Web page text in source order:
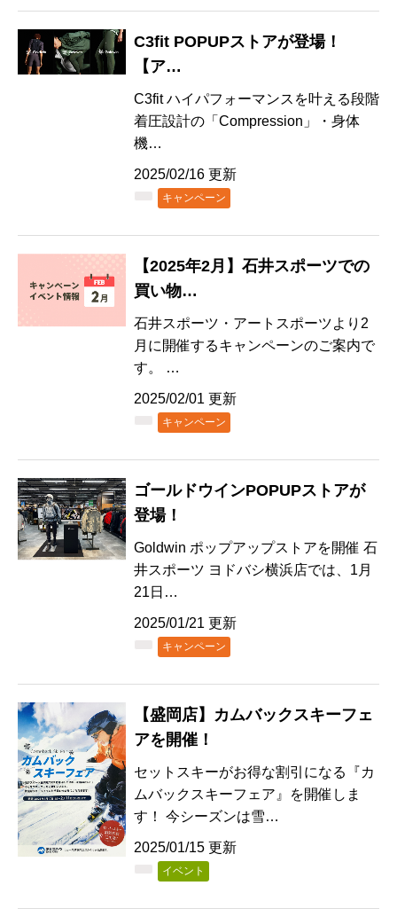
C3fit POPUPストアが登場！
【ア…
C3fit ハイパフォーマンスを叶える段階
着圧設計の「Compression」・身体
機…
2025/02/16 更新
キャンペーン
【2025年2月】石井スポーツでの
買い物…
石井スポーツ・アートスポーツより2
月に開催するキャンペーンのご案内で
す。 …
2025/02/01 更新
キャンペーン
ゴールドウインPOPUPストアが
登場！
Goldwin ポップアップストアを開催 石
井スポーツ ヨドバシ横浜店では、1月
21日…
2025/01/21 更新
キャンペーン
【盛岡店】カムバックスキーフェ
アを開催！
セットスキーがお得な割引になる『カ
ムバックスキーフェア』を開催しま
す！ 今シーズンは雪…
2025/01/15 更新
イベント